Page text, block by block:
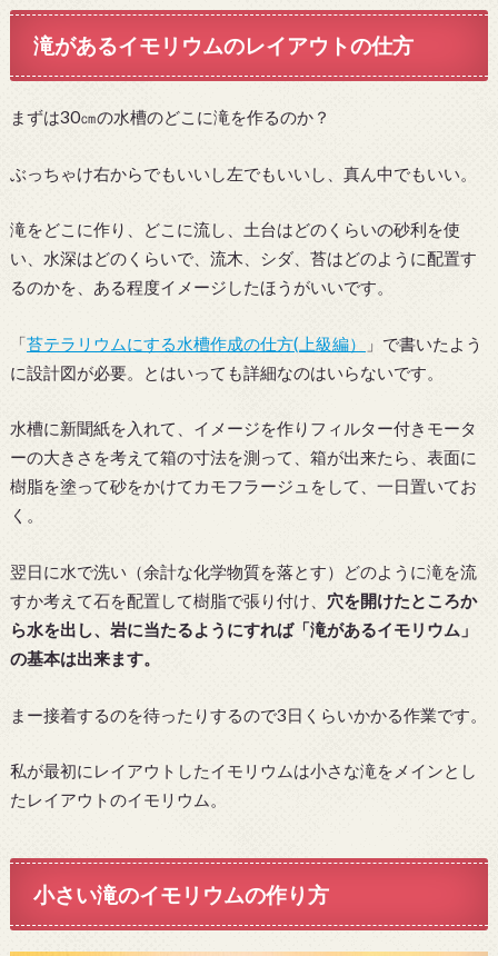
滝があるイモリウムのレイアウトの仕方
まずは30㎝の水槽のどこに滝を作るのか？
ぶっちゃけ右からでもいいし左でもいいし、真ん中でもいい。
滝をどこに作り、どこに流し、土台はどのくらいの砂利を使
い、水深はどのくらいで、流木、シダ、苔はどのように配置す
るのかを、ある程度イメージしたほうがいいです。
「苔テラリウムにする水槽作成の仕方(上級編）
」で書いたよう
に設計図が必要。とはいっても詳細なのはいらないです。
水槽に新聞紙を入れて、イメージを作りフィルター付きモータ
ーの大きさを考えて箱の寸法を測って、箱が出来たら、表面に
樹脂を塗って砂をかけてカモフラージュをして、一日置いてお
く。
翌日に水で洗い（余計な化学物質を落とす）どのように滝を流
すか考えて石を配置して樹脂で張り付け、 穴を開けたところか
ら水を出し、岩に当たるようにすれば「滝があるイモリウム」
の基本は出来ます。
まー接着するのを待ったりするので3日くらいかかる作業です。
私が最初にレイアウトしたイモリウムは小さな滝をメインとし
たレイアウトのイモリウム。
小さい滝のイモリウムの作り方